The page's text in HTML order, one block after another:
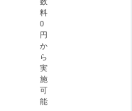
料
0
円
か
ら
実
施
可
能